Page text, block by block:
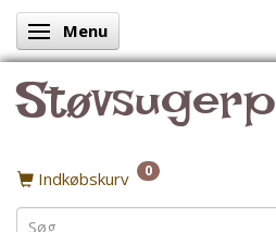
Skifte navigation
Menu
Indkøbskurv 0